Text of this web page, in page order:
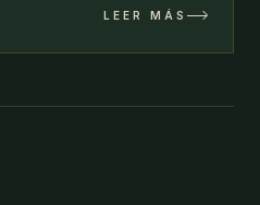
LEER MÁS